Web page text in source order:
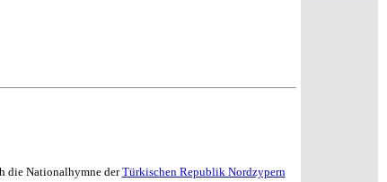
die Nationalhymne derTürkischen Republik Nordzypern